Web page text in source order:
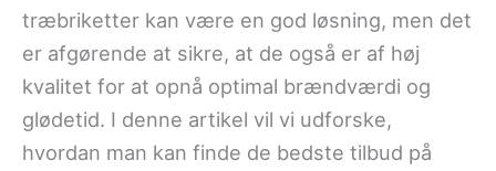
træbriketter kan være en god løsning, men det
er afgørende at sikre, at de også er af høj
kvalitet for at opnå optimal brændværdi og
glødetid. I denne artikel vil vi udforske,
hvordan man kan finde de bedste tilbud på